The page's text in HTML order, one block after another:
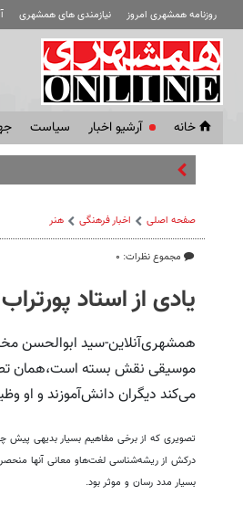
روزنامه همشهری امروز نیازمندی های همشهری
خانه آرشیو اخبار سياست
صفحه اصلی اخبار فرهنگی هنر
مجموع نظرات: ۰
یادی از استاد
همشهری‌آنلاین-سید ابوالحسن
موسیقی نقش بسته است،همان
می‌کند دیگران دانش‌آموزند و او
تصویری که از برخی مفاهیم بسیار بدیهی پیش
درکش از ریشه‌شناسی لغت‌هاو معانی آنها منحصر
بسیار مدد رسان و موثر بود.